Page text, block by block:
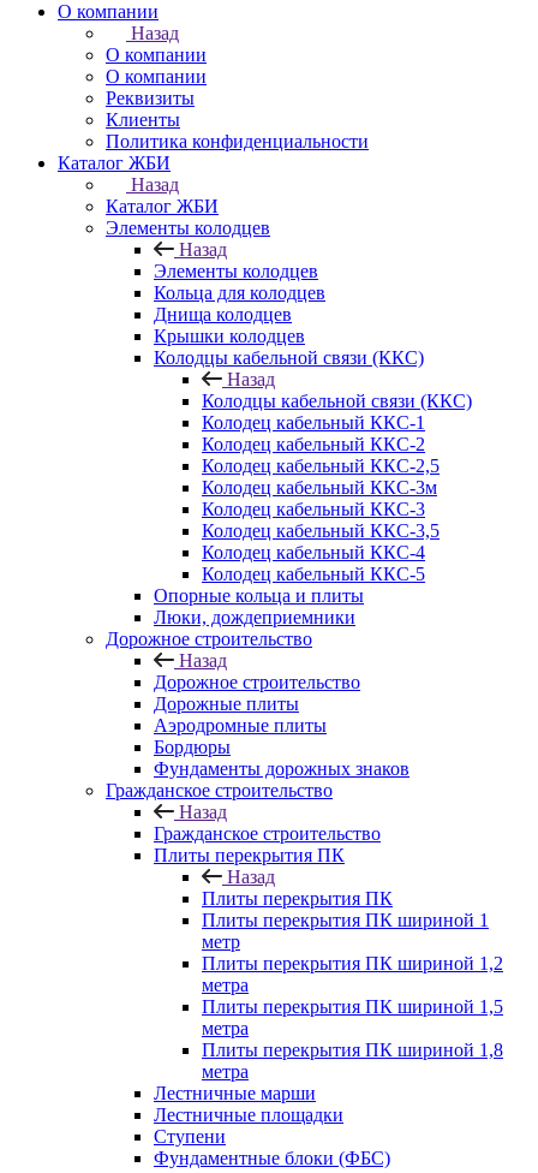
О компании
Назад
О компании
О компании
Реквизиты
Клиенты
Политика конфиденциальности
Каталог ЖБИ
Назад
Каталог ЖБИ
Элементы колодцев
Назад
Элементы колодцев
Кольца для колодцев
Днища колодцев
Крышки колодцев
Колодцы кабельной связи (ККС)
Назад
Колодцы кабельной связи (ККС)
Колодец кабельный ККС-1
Колодец кабельный ККС-2
Колодец кабельный ККС-2,5
Колодец кабельный ККС-3м
Колодец кабельный ККС-3
Колодец кабельный ККС-3,5
Колодец кабельный ККС-4
Колодец кабельный ККС-5
Опорные кольца и плиты
Люки, дождеприемники
Дорожное строительство
Назад
Дорожное строительство
Дорожные плиты
Аэродромные плиты
Бордюры
Фундаменты дорожных знаков
Гражданское строительство
Назад
Гражданское строительство
Плиты перекрытия ПК
Назад
Плиты перекрытия ПК
Плиты перекрытия ПК шириной 1
метр
Плиты перекрытия ПК шириной 1,2
метра
Плиты перекрытия ПК шириной 1,5
метра
Плиты перекрытия ПК шириной 1,8
метра
Лестничные марши
Лестничные площадки
Ступени
Фундаментные блоки (ФБС)